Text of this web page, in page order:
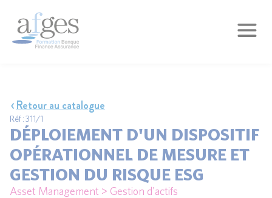
Retour au catalogue
Réf : 311/1
DÉPLOIEMENT D'UN DISPOSITIF
OPÉRATIONNEL DE MESURE ET
GESTION DU RISQUE ESG
Asset Management > Gestion d'actifs